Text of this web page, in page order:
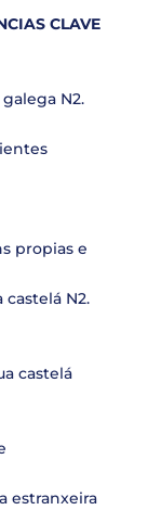
CLAVE
N2.
propias e
N2.
castelá
estranxeira